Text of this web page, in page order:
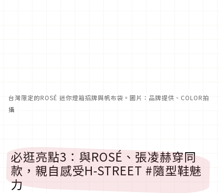
台灣限定的ROSÉ 迷你燈箱招牌與帆布袋。圖片：品牌提供、COLOR拍
攝
必逛亮點3：與ROSÉ、張凌赫穿同
款，親自感受H-STREET #隨型鞋魅
力